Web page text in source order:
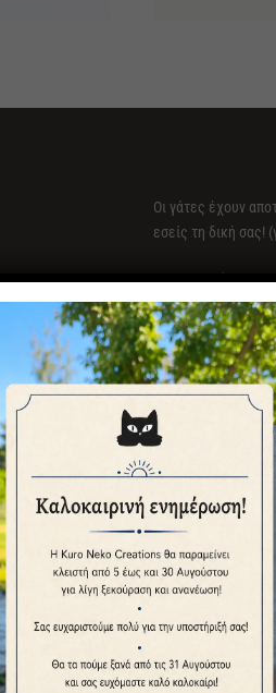
Οι γάτες έχουν
εσείς τη δική σας!
Τα χειροποίητα
Αν θέλετε να
χρονικό διάστημα,
είναι καλό να
Θυμηθείτε ότι η
διαφοροποιήσεις
χρόνοι παράδοσης
5 έως 9 ημέρες για